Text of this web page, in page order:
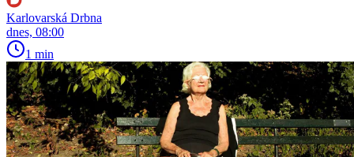
Karlovarská Drbna
dnes, 08:00
1 min